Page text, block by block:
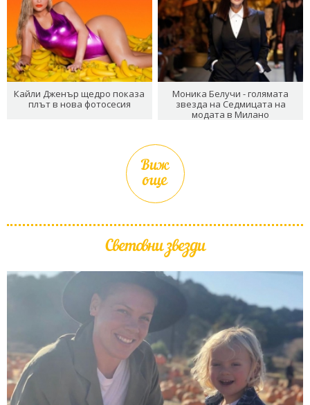
Кайли Дженър щедро показа
плът в нова фотосесия
Моника Белучи - голямата
звезда на Седмицата на
модата в Милано
Виж
още
Световни звезди